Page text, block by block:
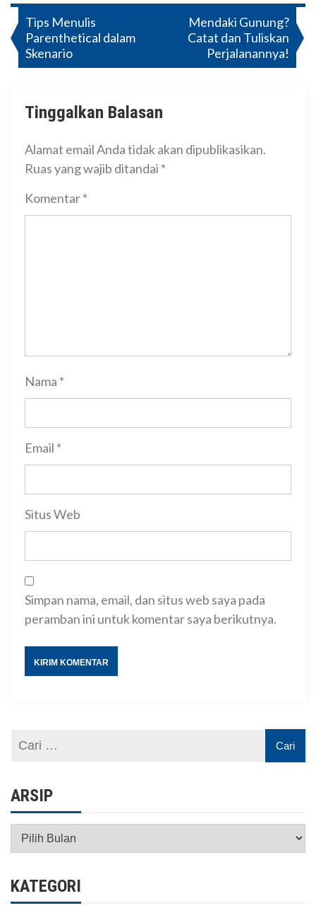
Navigasi
pos
Tips Menulis
Parenthetical dalam
Skenario
Mendaki Gunung?
Catat dan Tuliskan
Perjalanannya!
Tinggalkan Balasan
Alamat email Anda tidak akan dipublikasikan.
Ruas yang wajib ditandai *
Komentar*
Nama *
Email *
Situs Web
Simpan nama, email, dan situs web saya pada
peramban ini untuk komentar saya berikutnya.
ARSIP
Arsip
KATEGORI